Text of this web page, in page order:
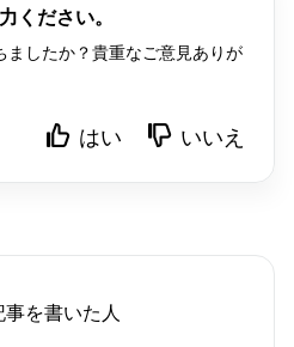
ください。
ましたか？貴重なご意見ありが
はい いいえ
事を書いた人